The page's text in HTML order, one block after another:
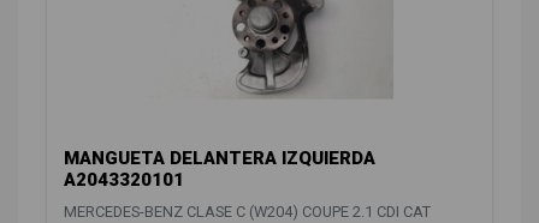
MANGUETA DELANTERA IZQUIERDA
A2043320101
MERCEDES-BENZ CLASE C (W204) COUPE 2.1 CDI CAT